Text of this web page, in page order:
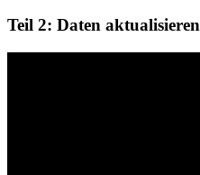
Teil 2: Daten aktualisieren